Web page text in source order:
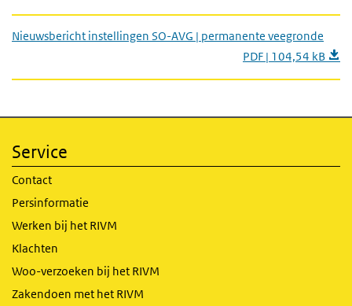
Nieuwsbericht instellingen SO-AVG | permanente veegronde
PDF | 104,54 kB
Service
Contact
Persinformatie
Werken bij het RIVM
Klachten
Woo-verzoeken bij het RIVM
Zakendoen met het RIVM